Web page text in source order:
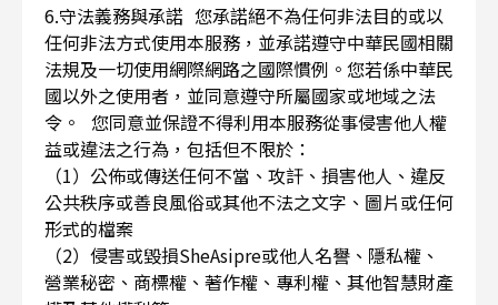
6.守法義務與承諾 您承諾絕不為任何非法目的或以
任何非法方式使用本服務，並承諾遵守中華民國相關
法規及一切使用網際網路之國際慣例。您若係中華民
國以外之使用者，並同意遵守所屬國家或地域之法
令。 您同意並保證不得利用本服務從事侵害他人權
益或違法之行為，包括但不限於：
（1）公佈或傳送任何不當、攻訐、損害他人、違反
公共秩序或善良風俗或其他不法之文字、圖片或任何
形式的檔案
（2）侵害或毀損SheAsipre或他人名譽、隱私權、
營業秘密、商標權、著作權、專利權、其他智慧財產